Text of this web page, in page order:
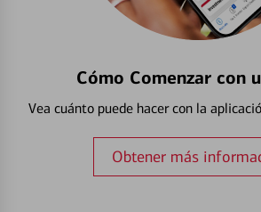
Cómo Comenzar con
Vea cuánto puede hacer con la
Obtener más